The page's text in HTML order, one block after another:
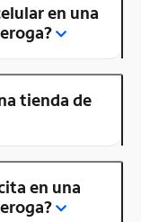
en una
tienda de
en una